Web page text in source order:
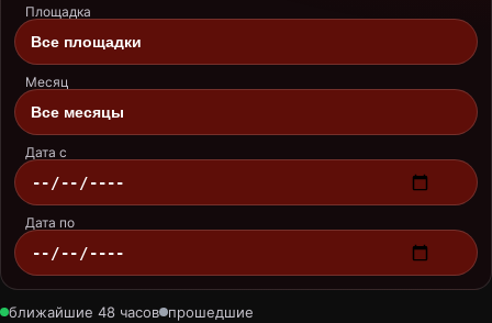
Площадка
Месяц
Дата с
Дата по
ближайшие 48 часов прошедшие